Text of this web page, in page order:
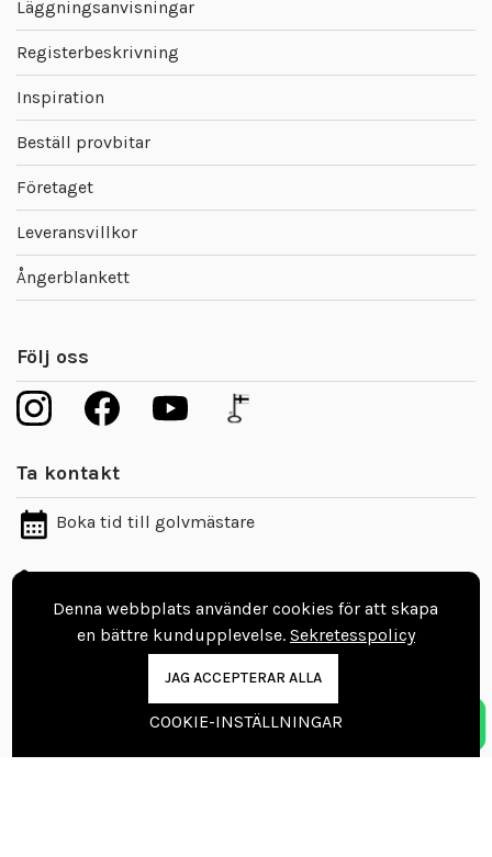
Läggningsanvisningar
Registerbeskrivning
Inspiration
Beställ provbitar
Företaget
Leveransvillkor
Ångerblankett
Följ oss
Ta kontakt
Boka tid till golvmästare
info@vinylgolvbutiken.se
Nordic Floors Oy
Denna webbplats använder cookies för att skapa
en bättre kundupplevelse. Sekretesspolicy
JAG ACCEPTERAR ALLA
COOKIE-INSTÄLLNINGAR